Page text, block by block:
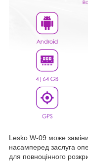
Lesko W-09 може
насамперед заслуга
для повноцінного